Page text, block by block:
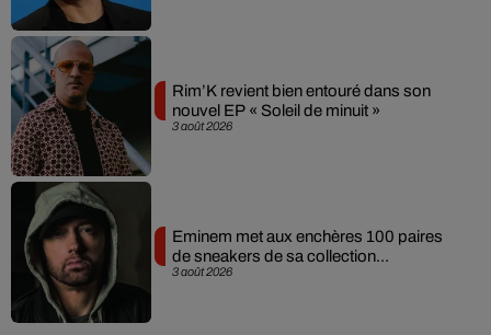
3 août 2026
Rim’K revient bien entouré dans son
nouvel EP « Soleil de minuit »
3 août 2026
Eminem met aux enchères 100 paires
de sneakers de sa collection...